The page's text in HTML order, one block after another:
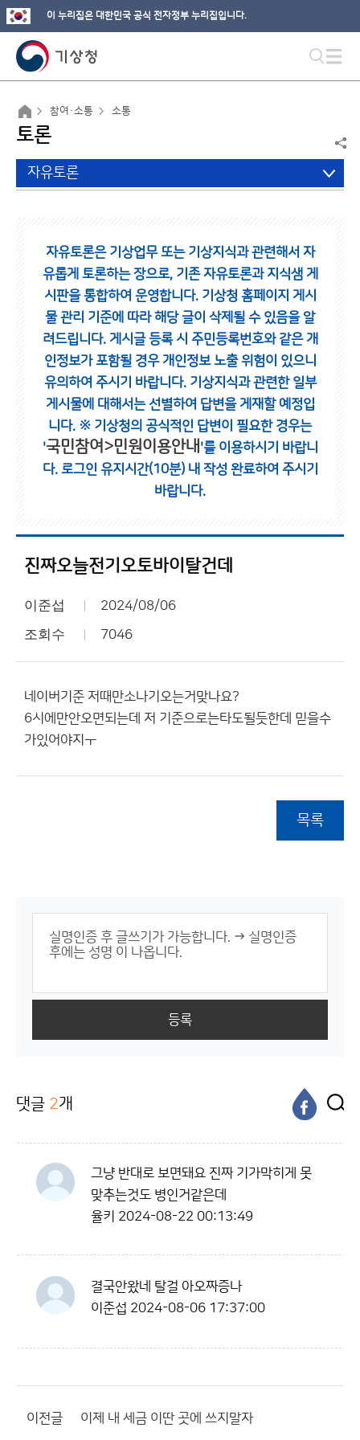
이 누리집은 대한민국 공식 전자정부 누리집입니다.
참여·소통 소통
토론
자유토론
자유토론은 기상업무 또는 기상지식과 관련해서 자
유롭게 토론하는 장으로, 기존 자유토론과 지식샘 게
시판을 통합하여 운영합니다. 기상청 홈페이지 게시
물 관리 기준에 따라 해당 글이 삭제될 수 있음을 알
려드립니다. 게시글 등록 시 주민등록번호와 같은 개
인정보가 포함될 경우 개인정보 노출 위험이 있으니
유의하여 주시기 바랍니다. 기상지식과 관련한 일부
게시물에 대해서는 선별하여 답변을 게재할 예정입
니다. ※ 기상청의 공식적인 답변이 필요한 경우는
'국민참여>민원이용안내 '를 이용하시기 바랍니
다. 로그인 유지시간(10분) 내 작성 완료하여 주시기
바랍니다.
진짜오늘전기오토바이탈건데
이준섭 2024/08/06
조회수 7046
네이버기준 저때만소나기오는거맞나요?
6시에만안오면되는데 저 기준으로는타도될듯한데 믿을수
가있어야지ㅜ
목록
등록
댓글 2개
그냥 반대로 보면돼요 진짜 기가막히게 못
맞추는것도 병인거같은데
율키 2024-08-22 00:13:49
결국안왔네 탈걸 아오짜증나
이준섭 2024-08-06 17:37:00
이전글 이제 내 세금 이딴 곳에 쓰지말자